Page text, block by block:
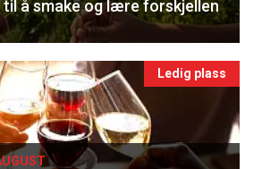
å smake og lære forskjellen
Ledig plass